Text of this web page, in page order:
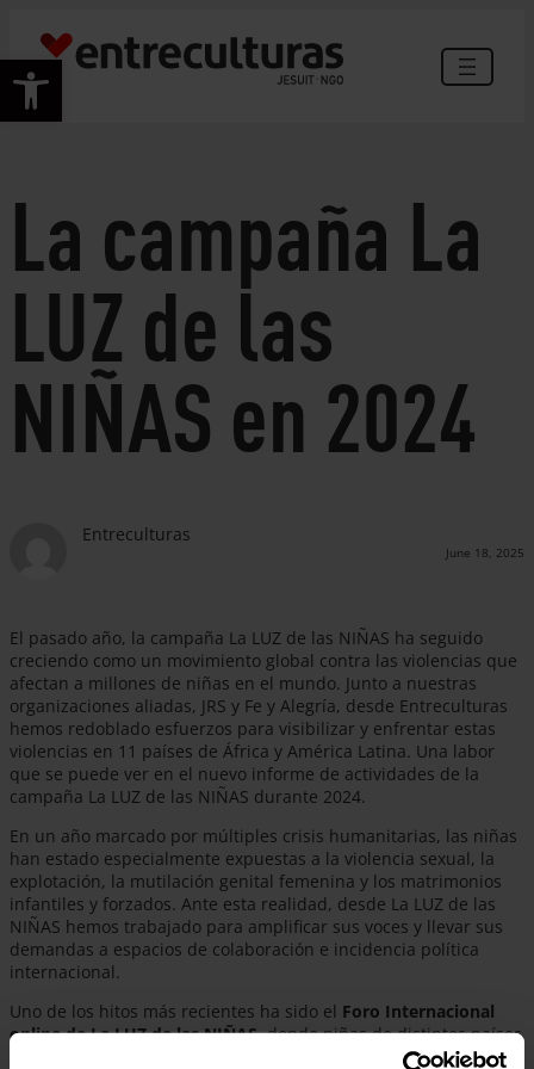
Open toolbar
content
La campaña La
LUZ de las
NIÑAS en 2024
Entreculturas
June 18, 2025
El pasado año, la campaña La LUZ de las NIÑAS ha seguido
creciendo como un movimiento global contra las violencias que
afectan a millones de niñas en el mundo. Junto a nuestras
organizaciones aliadas, JRS y Fe y Alegría, desde Entreculturas
hemos redoblado esfuerzos para visibilizar y enfrentar estas
violencias en 11 países de África y América Latina. Una labor
que se puede ver en el nuevo informe de actividades de la
campaña La LUZ de las NIÑAS durante 2024.
En un año marcado por múltiples crisis humanitarias, las niñas
han estado especialmente expuestas a la violencia sexual, la
explotación, la mutilación genital femenina y los matrimonios
infantiles y forzados. Ante esta realidad, desde La LUZ de las
NIÑAS hemos trabajado para amplificar sus voces y llevar sus
demandas a espacios de colaboración e incidencia política
internacional.
Uno de los hitos más recientes ha sido el Foro Internacional
online de La LUZ de las NIÑAS, donde niñas de distintos países
compartieron sus experiencias y propuestas. Sus voces también